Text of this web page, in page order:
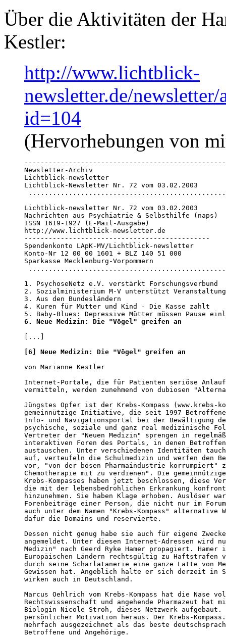
Über die Aktivitäten der
Kestler:
http://www.lichtblick-
newsletter.de/
id=104
(Hervorhebungen von
Newsletter-Archiv
Lichtblick-newsletter
Lichtblick-Newsletter Nr. 72 vom 03.02.2003
.................................................
Lichtblick-newsletter Nr. 72 vom 03.02.2003
Nachrichten aus Psychiatrie & Selbsthilfe (naps)
ISSN 1619-1927 (E-Mail-Ausgabe)
http://www.lichtblick-newsletter.de
----------------------------------------------
Spendenkonto LApK-MV/Lichtblick-newsletter
Konto-Nr 12 00 00 1601 + BLZ 140 51 000
Sparkasse Mecklenburg-Vorpommern
.................................................
1. PsychoseNetz e.V. verstärkt Forschungsverbund
2. Sozialministerium M-V unterstützt
3. Aus den Bundesländern
4. Kuren für Mutter und Kind - Die Kasse zahlt
6. Neue Medizin: Die "Vögel" greifen an
[...]
[6] Neue Medizin: Die "Vögel" greifen an
von Marianne Kestler
Internet-Portale, die für Patienten seriöse
vermitteln, werden zunehmend von dubiosen
Jüngstes Opfer ist der Krebs-Kompass (www.krebs-
gemeinnützige Initiative, die seit 1997 Betroffene
Info- und Navigationsportal bei der Bewältigung
psychische, soziale und ganz real medizinische
Vertreter der "Neuen Medizin" sprengen in
interaktiven Foren des Portals, in denen
austauschen. Unter verschiedenen Identitäten
auf, verteufeln die Schulmedizin und werfen den
vor, "von der bösen Pharmaindustrie korrumpiert"
Chemotherapie mit zu verdienen". Die
Krebs-Kompasses haben jetzt beschlossen, diese
die mit der lebensbedrohlichen Erkrankung
hinzunehmen. Sie haben Klage erhoben. Auslöser
Forenbeiträge einer Person, die nicht nur im
auch unter dem Namen "Krebs-Kompass" alternative
dafür die Domains und reservierte.
Dessen nicht genug habe sie auch für eigene
angemeldet. Unter diesen Internet-Adressen wird
Medizin" nach Geerd Ryke Hamer propagiert.
Europäischen Ländern rechtsgültig zu
durch seine Scharlatanerie eine ganze Latte von
Gewissen hat. Angeblich halte er sich derzeit in
wirken auch in Deutschland.
Marcus Oehlrich vom Krebs-Kompass hat die Nase
Rechtswissenschaft und angehende Pharmazeut
Biologin Nicole Stroh, dieses Netzwerk aufgebaut.
persönlicher Motivation heraus. Der Krebs-
mehrfach ausgezeichnet als das beste
Betroffene und Angehörige.